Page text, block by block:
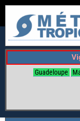
Guadeloupe